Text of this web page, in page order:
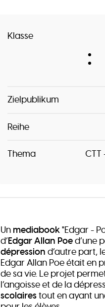
Klasse
Zielpublikum
Reihe
Thema CTT
Un mediabook"Edgar -
d’Edgar Allan Poed’une
dépression d’autre part,
Edgar Allan Poe était en
de sa vie. Le projet
l’angoisse et de la
scolairestout en ayant